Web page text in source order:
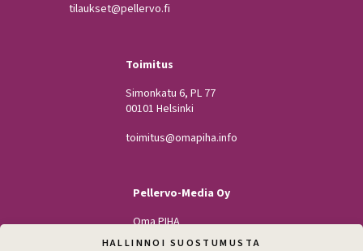
HALLINNOI SUOSTUMUSTA
tilaukset@pellervo.fi
Toimitus
Simonkatu 6, PL 77
00101 Helsinki
toimitus@omapiha.info
Pellervo-Media Oy
Oma PIHA
Kodin Pellervo